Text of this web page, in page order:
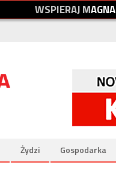
WSPIERAJMAGNA
Żydzi Gospodarka